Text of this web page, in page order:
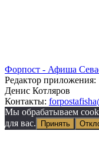
Форпост - Афиша
Редактор приложения:
Денис Котляров
Контакты:
Мы обрабатываем
для вас.
Принять